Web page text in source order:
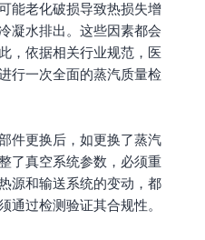
能老化破损导致热损失增
凝水排出。这些因素都会
，依据相关行业规范，医
行一次全面的蒸汽质量检
件更换后，如更换了蒸汽
了真空系统参数，必须重
源和输送系统的变动，都
通过检测验证其合规性。